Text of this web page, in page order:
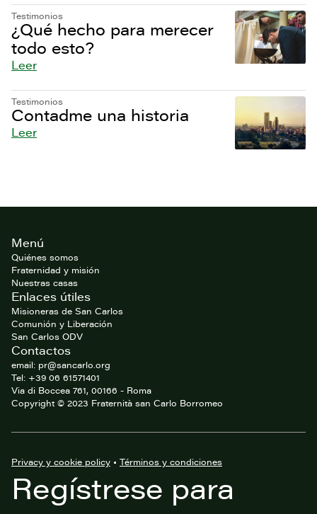
Testimonios
¿Qué hecho para merecer
todo esto?
Leer
Testimonios
Contadme una historia
Leer
Footer
website
Menú
Quiénes somos
Fraternidad y misión
Nuestras casas
Enlaces útiles
Misioneras de San Carlos
Comunión y Liberación
San Carlos ODV
Contactos
email: pr@sancarlo.org
Tel: +39 06 61571401
Via di Boccea 761, 00166 - Roma
Copyright © 2023 Fraternità san Carlo Borromeo
Privacy y cookie policy • Términos y condiciones
Regístrese para